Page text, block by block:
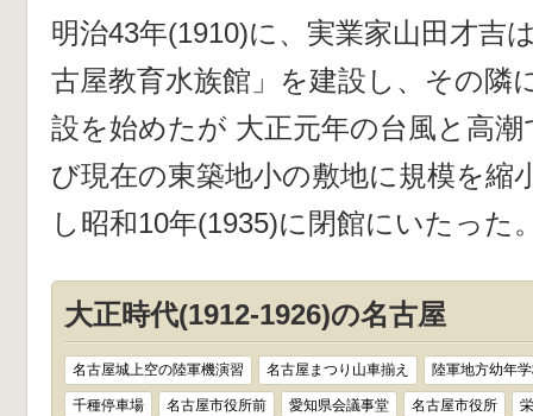
明治43年(1910)に、実業家山田才吉
古屋教育水族館」を建設し、その隣
設を始めたが 大正元年の台風と高
び現在の東築地小の敷地に規模を縮
し昭和10年(1935)に閉館にいたった
大正時代(1912-1926)の名古屋
名古屋城上空の陸軍機演習 名古屋まつり山車揃え 陸軍地方幼年
千種停車場 名古屋市役所前 愛知県会議事堂 名古屋市役所